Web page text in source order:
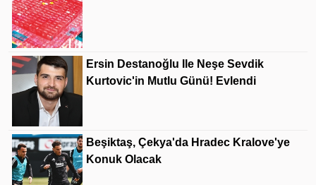
Ersin Destanoğlu Ile Neşe Sevdik
Kurtovic'in Mutlu Günü! Evlendi
Beşiktaş, Çekya'da Hradec Kralove'ye
Konuk Olacak